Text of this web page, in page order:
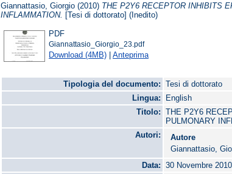
Giannattasio, Giorgio (2010) THE P2Y6 RECEPTOR INHIBITS
INFLAMMATION. [Tesi di dottorato] (Inedito)
PDF
Giannattasio_Giorgio_23.pdf
Download (4MB) |Anteprima
Tipologia del documento:
Tesi di dottorato
Lingua:
English
Titolo:
THE P2Y6
PULMONARY
Autori:
Autore
Giannattasio,
Data:
30 Novembre 2010